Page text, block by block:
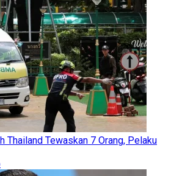
Thailand Tewaskan 7 Orang, Pelaku